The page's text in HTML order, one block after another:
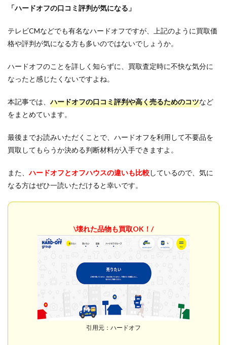
「ハードオフの口コミ評判が気になる」
テレビCMなどでも有名なハードオフですが、上記のように買取価
格や評判が気になる方も多いのではないでしょうか。
ハードオフのことを詳しく知らずに、買取査定時に不快な気分に
なったと感じたくないですよね。
本記事では、ハードオフの口コミ評判や高く売るためのコツなど
をまとめています。
最後までお読みいただくことで、ハードオフを利用して不要品を
買取してもらうか決める判断材料が入手できますよ。
また、ハードオフとオフハウスの違いも比較しているので、気に
なる方はぜひ一読いただけると幸いです。
\壊れた品物も買取OK！/
引用元：ハードオフ